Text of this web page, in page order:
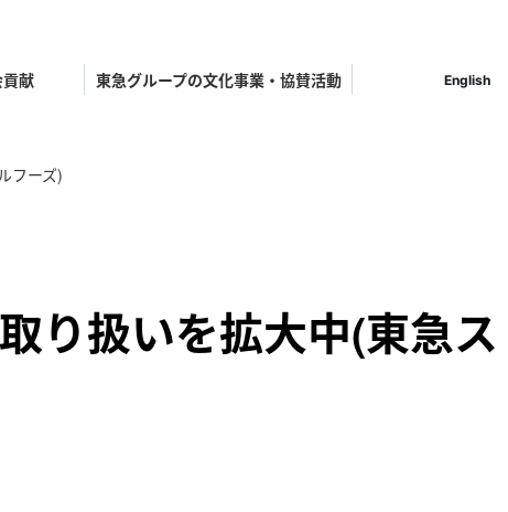
ト
献 東急グループの文化事業・協賛活動 English
フーズ)
り扱いを拡大中(東急ス